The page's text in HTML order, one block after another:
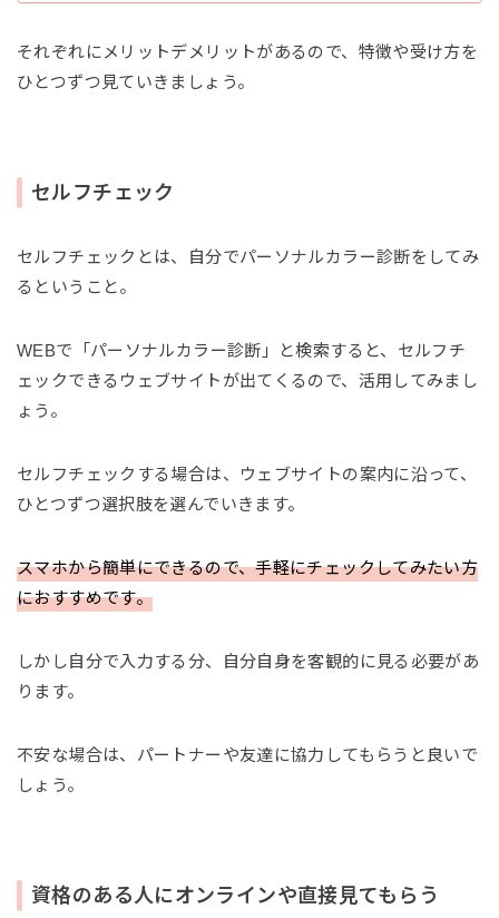
それぞれにメリットデメリットがあるので、特徴や受け方を
ひとつずつ見ていきましょう。
セルフチェック
セルフチェックとは、自分でパーソナルカラー診断をしてみ
るということ。
WEBで「パーソナルカラー診断」と検索すると、セルフチ
ェックできるウェブサイトが出てくるので、活用してみまし
ょう。
セルフチェックする場合は、ウェブサイトの案内に沿って、
ひとつずつ選択肢を選んでいきます。
スマホから簡単にできるので、手軽にチェックしてみたい方
におすすめです。
しかし自分で入力する分、自分自身を客観的に見る必要があ
ります。
不安な場合は、パートナーや友達に協力してもらうと良いで
しょう。
資格のある人にオンラインや直接見てもらう